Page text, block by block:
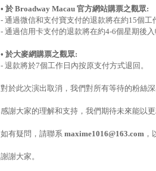
• 於 Broadway Macau 官方網站購票之觀眾:
- 通過微信和支付寶支付的退款將在約15個工
- 通過信用卡支付的退款將在約4-6個星期後入
• 於大麥網購票之觀眾:
- 退款將於7個工作日內按原支付方式退回 。
對於此次演出取消，我們對所有等待的粉絲
感謝大家的理解和支持，我們期待未來能以
如有疑問，請聯系 maxime1016@163.com ，
謝謝大家。